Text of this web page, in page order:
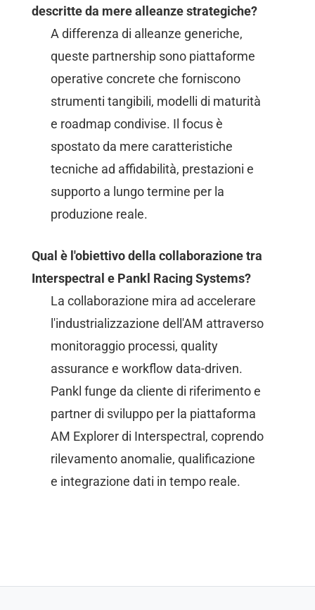
descritte da mere alleanze strategiche?
A differenza di alleanze generiche,
queste partnership sono piattaforme
operative concrete che forniscono
strumenti tangibili, modelli di maturità
e roadmap condivise. Il focus è
spostato da mere caratteristiche
tecniche ad affidabilità, prestazioni e
supporto a lungo termine per la
produzione reale.
Qual è l'obiettivo della collaborazione tra
Interspectral e Pankl Racing Systems?
La collaborazione mira ad accelerare
l'industrializzazione dell'AM attraverso
monitoraggio processi, quality
assurance e workflow data-driven.
Pankl funge da cliente di riferimento e
partner di sviluppo per la piattaforma
AM Explorer di Interspectral, coprendo
rilevamento anomalie, qualificazione
e integrazione dati in tempo reale.